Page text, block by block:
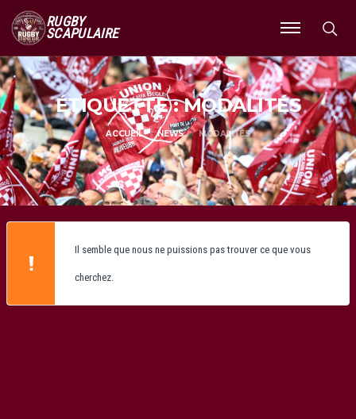
RUGBY
SCAPULAIRE
Ouvrir
le
menu
ÉTIQUETTE : MODALITÉS
ACCUEIL NEWS MODALITÉS
Il semble que nous ne puissions pas trouver ce que vous
cherchez.